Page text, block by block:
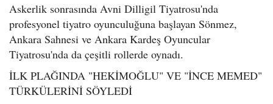
Askerlik sonrasında Avni Dilligil Tiyatrosu'nda
profesyonel tiyatro oyunculuğuna başlayan Sönmez,
Ankara Sahnesi ve Ankara Kardeş Oyuncular
Tiyatrosu'nda da çeşitli rollerde oynadı.
İLK PLAĞINDA "HEKİMOĞLU" VE "İNCE MEMED"
TÜRKÜLERİNİ SÖYLEDİ